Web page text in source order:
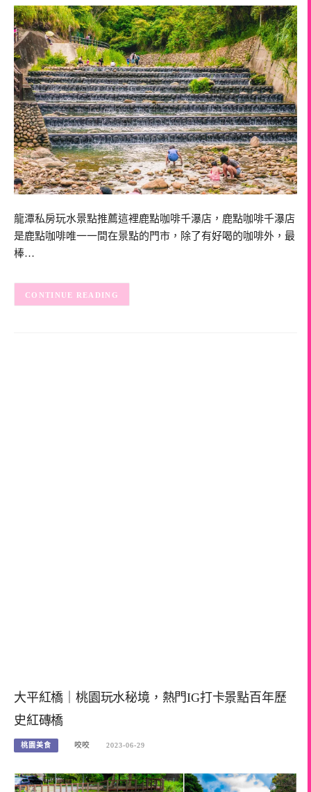
龍潭私房玩水景點推薦這裡鹿點咖啡千瀑店，鹿點咖啡千瀑店
是鹿點咖啡唯一一間在景點的門市，除了有好喝的咖啡外，最
棒…
CONTINUE READING
大平紅橋｜桃園玩水秘境，熱門IG打卡景點百年歷
史紅磚橋
桃園美食 咬咬 2023-06-29